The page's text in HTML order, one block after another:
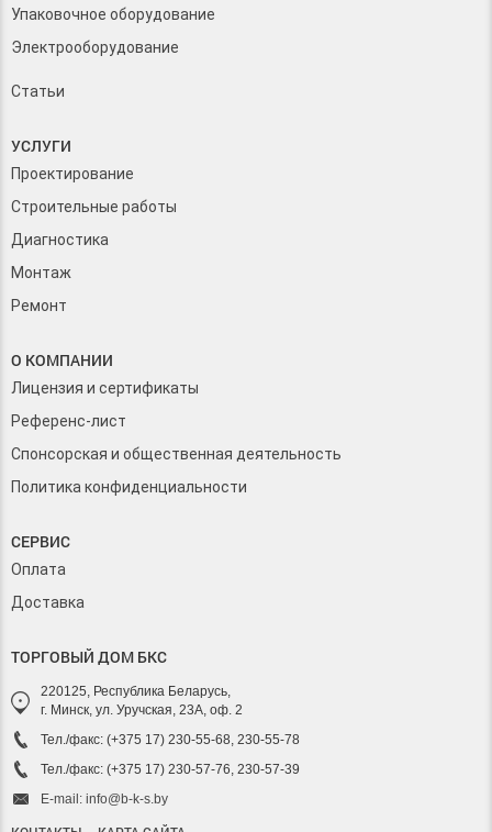
Упаковочное оборудование
Электрооборудование
Статьи
УСЛУГИ
Проектирование
Строительные работы
Диагностика
Монтаж
Ремонт
О КОМПАНИИ
Лицензия и сертификаты
Референс-лист
Спонсорская и общественная деятельность
Политика конфиденциальности
СЕРВИС
Оплата
Доставка
ТОРГОВЫЙ ДОМ БКС
220125, Республика Беларусь,
г. Минск, ул. Уручская, 23А, оф. 2
Тел./факс: (+375 17) 230-55-68, 230-55-78
Тел./факс: (+375 17) 230-57-76, 230-57-39
E-mail: info@b-k-s.by